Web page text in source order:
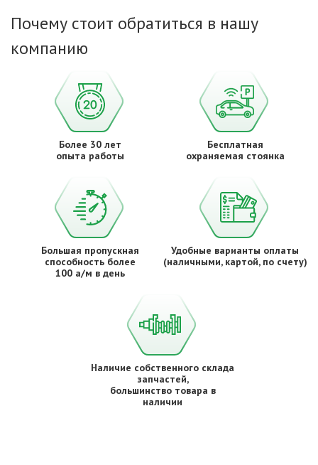
Почему стоит обратиться в нашу
компанию
Более 30 лет
опыта работы
Бесплатная
охраняемая стоянка
Большая пропускная
способность более
100 а/м в день
Удобные варианты оплаты
(наличными, картой, по счету)
Наличие собственного склада
запчастей,
большинство товара в
наличии